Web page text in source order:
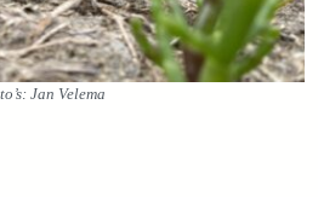
Jan Velema